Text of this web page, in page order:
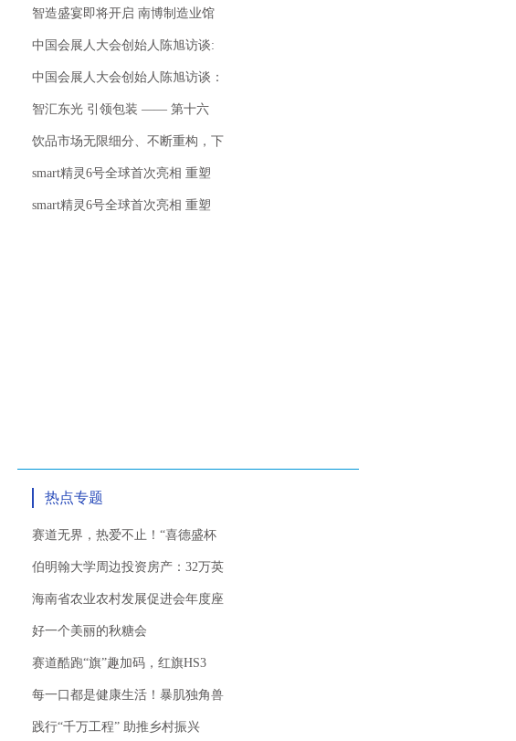
智造盛宴即将开启 南博制造业馆
中国会展人大会创始人陈旭访谈:
中国会展人大会创始人陈旭访谈：
智汇东光 引领包装 —— 第十六
饮品市场无限细分、不断重构，下
smart精灵6号全球首次亮相 重塑
smart精灵6号全球首次亮相 重塑
热点专题
赛道无界，热爱不止！“喜德盛杯
伯明翰大学周边投资房产：32万英
海南省农业农村发展促进会年度座
好一个美丽的秋糖会
赛道酷跑“旗”趣加码，红旗HS3
每一口都是健康生活！暴肌独角兽
践行“千万工程” 助推乡村振兴